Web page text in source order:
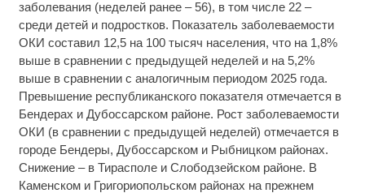
заболевания (неделей ранее – 56), в том числе 22 –
среди детей и подростков. Показатель заболеваемости
ОКИ составил 12,5 на 100 тысяч населения, что на 1,8%
выше в сравнении с предыдущей неделей и на 5,2%
выше в сравнении с аналогичным периодом 2025 года.
Превышение республиканского показателя отмечается в
Бендерах и Дубоссарском районе. Рост заболеваемости
ОКИ (в сравнении с предыдущей неделей) отмечается в
городе Бендеры, Дубоссарском и Рыбницком районах.
Снижение – в Тирасполе и Слободзейском районе. В
Каменском и Григориопольском районах на прежнем